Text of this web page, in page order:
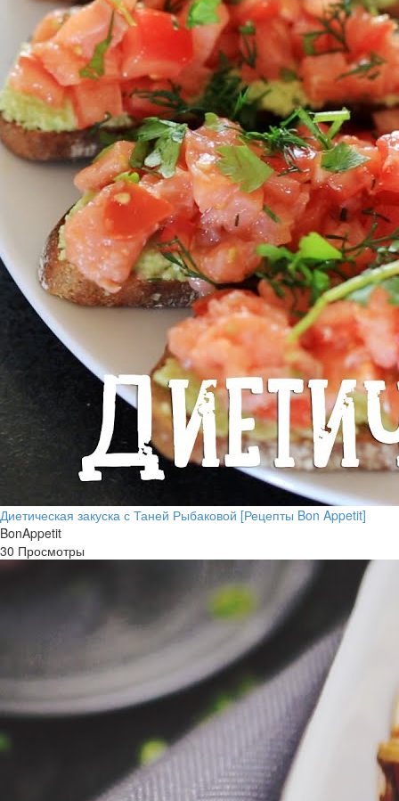
Диетическая закуска с Таней Рыбаковой [Рецепты Bon Appetit]
BonAppetit
30 Просмотры